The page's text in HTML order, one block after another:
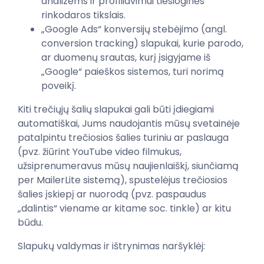
rinkodaros tikslais.
„Google Ads“ konversijų stebėjimo (angl.
conversion tracking) slapukai, kurie parodo,
ar duomenų srautas, kurį įsigyjame iš
„Google“ paieškos sistemos, turi norimą
poveikį.
Kiti trečiųjų šalių slapukai gali būti įdiegiami
automatiškai, Jums naudojantis mūsų svetainėje
patalpintu trečiosios šalies turiniu ar paslauga
(pvz. žiūrint YouTube video filmukus,
užsiprenumeravus mūsų naujienlaiškį, siunčiamą
per MailerLite sistemą), spustelėjus trečiosios
šalies įskiepį ar nuorodą (pvz. paspaudus
„dalintis“ viename ar kitame soc. tinkle) ar kitu
būdu.
Slapukų valdymas ir ištrynimas naršyklėj: